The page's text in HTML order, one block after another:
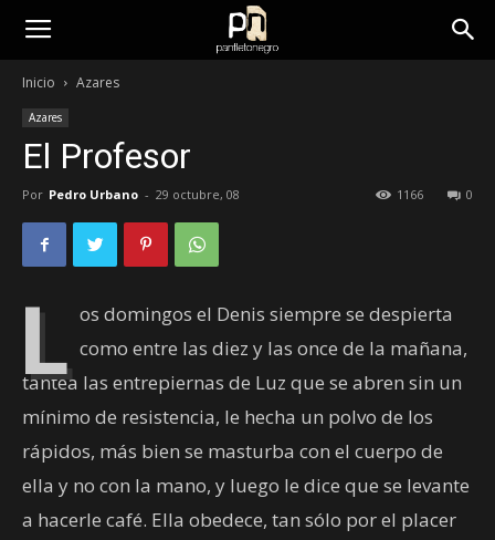
panfletonegro
Inicio Azares
Azares
El Profesor
Por Pedro Urbano - 29 octubre, 08 0
1166
L os domingos el Denis siempre se despierta
como entre las diez y las once de la mañana,
tantea las entrepiernas de Luz que se abren sin un
mínimo de resistencia, le hecha un polvo de los
rápidos, más bien se masturba con el cuerpo de
ella y no con la mano, y luego le dice que se levante
a hacerle café. Ella obedece, tan sólo por el placer